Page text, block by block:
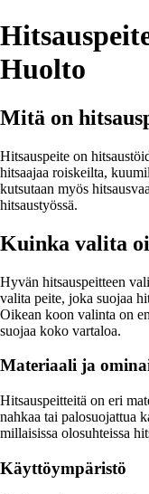
Huolto
Mitä on
Hitsauspeite on
hitsaajaa roiskeilta,
kutsutaan myös
hitsaustyössä.
Kuinka valita
Hyvän hitsauspeitteen
valita peite, joka suojaa
Oikean koon valinta on
suojaa koko vartaloa.
Materiaali ja
Hitsauspeitteitä on eri
nahkaa tai palosuojattua
millaisissa olosuhteissa
Käyttöympäristö